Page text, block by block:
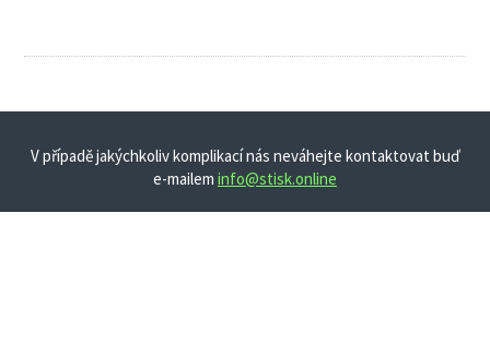
V případě jakýchkoliv komplikací nás neváhejte kontaktovat buď
e-mailem info@stisk.online